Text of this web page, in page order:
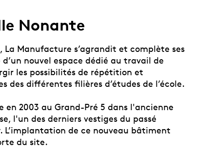
Nonante
La Manufacture s’agrandit et complète ses
nouvel espace dédié au travail de
les possibilités de répétition et
des différentes filières d’études de l’école.
2003 au Grand-Pré 5 dans l'ancienne
l'un des derniers vestiges du passé
L’implantation de ce nouveau bâtiment
du site.